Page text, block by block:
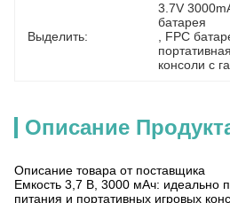
Выделить:
3.7V
батарея
FPC
консоли с
Описание
Описание товара от поставщика
Емкость 3,7 В, 3000 мАч: идеально
питания и портативных игровых